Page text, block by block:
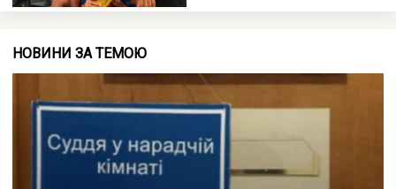
НОВИНИ ЗА ТЕМОЮ